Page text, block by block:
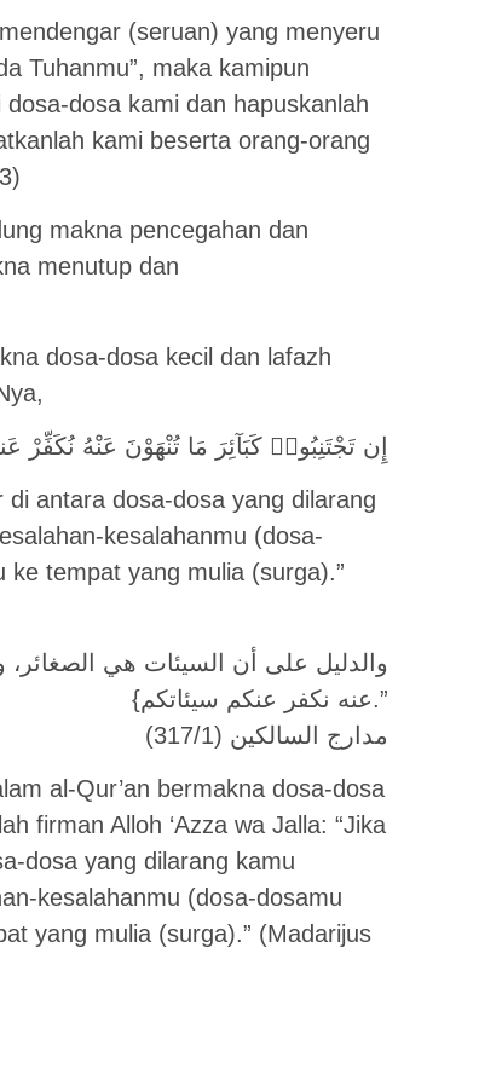
(seruan) yang menyeru
Tuhanmu”, maka kamipun
dosa kami dan hapuskanlah
kami beserta orang-orang
makna pencegahan dan
menutup dan
dosa-dosa kecil dan lafazh
إِن تَجْتَنِبُوا۟ كَبَآئِرَ مَا تُنْهَوْنَ عَنْهُ نُكَفِّرْ
antara dosa-dosa yang dilarang
kesalahanmu (dosa-
tempat yang mulia (surga).”
ﻭﺍﻟﺪﻟﻴﻞ ﻋﻠﻰ ﺃﻥ ﺍﻟﺴﻴﺌﺎﺕ ﻫﻲ ﺍﻟﺼﻐﺎﺋﺮ،
ﻋﻨﻪ ﻧﻜﻔﺮ ﻋﻨﻜﻢ ﺳﻴﺌﺎﺗﻜﻢ}.”
ﻣﺪﺍﺭﺝ ﺍﻟﺴﺎﻟﻜﻴﻦ (317/1)
al-Qur’an bermakna dosa-dosa
firman Alloh ‘Azza wa Jalla: “Jika
dosa yang dilarang kamu
kesalahanmu (dosa-dosamu
yang mulia (surga).” (Madarijus